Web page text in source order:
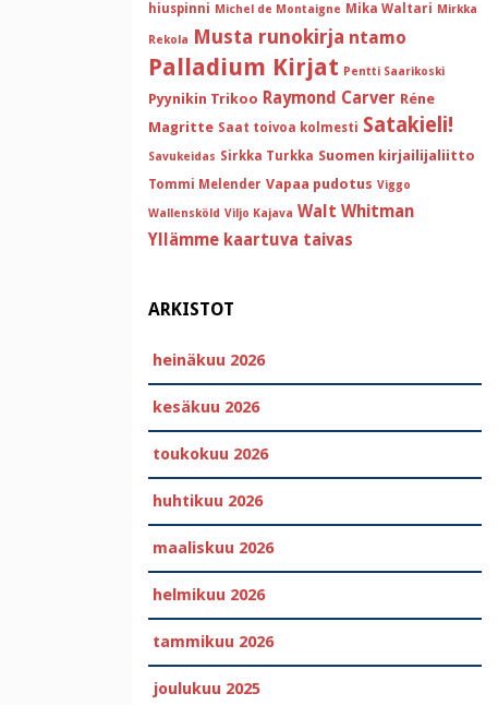
hiuspinni Michel de Montaigne Mika Waltari Mirkka
Rekola Musta runokirja ntamo
Palladium Kirjat Pentti Saarikoski
Pyynikin Trikoo Raymond Carver Réne
Magritte Saat toivoa kolmesti Satakieli!
Savukeidas Sirkka Turkka Suomen kirjailijaliitto
Tommi Melender Vapaa pudotus Viggo
Wallensköld Viljo Kajava Walt Whitman
Yllämme kaartuva taivas
ARKISTOT
heinäkuu 2026
kesäkuu 2026
toukokuu 2026
huhtikuu 2026
maaliskuu 2026
helmikuu 2026
tammikuu 2026
joulukuu 2025